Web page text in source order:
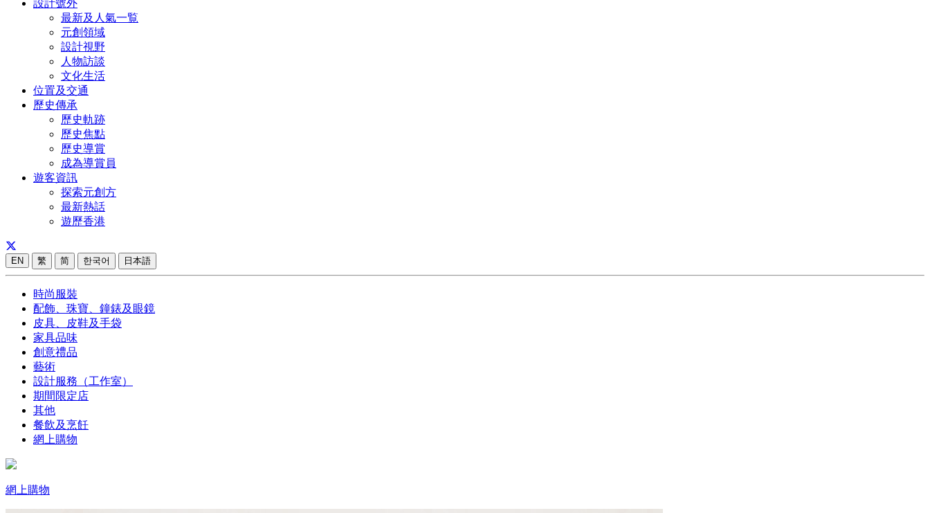
設計號外
最新及人氣一覧
元創領域
設計視野
人物訪談
文化生活
位置及交通
歷史傳承
歷史軌跡
歷史焦點
歷史導賞
成為導賞員
遊客資訊
探索元創方
最新熱話
遊歷香港
EN 繁 简 한국어 日本語
時尚服裝
配飾、珠寶、鐘錶及眼鏡
皮具、皮鞋及手袋
家具品味
創意禮品
藝術
設計服務（工作室）
期間限定店
其他
餐飲及烹飪
網上購物
網上購物